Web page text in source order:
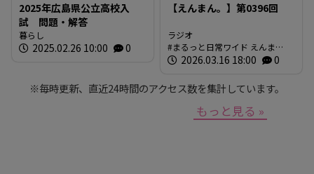
2025年広島県公立高校入
試 問題・解答
暮らし
2025.02.26 10:00 0
【えんまん。】第0396回
ラジオ
まるっと日常ワイド えんま
ん。 放送内容
2026.03.16 18:00 0
※毎時更新、直近24時間のアクセス数を集計しています。
もっと見る »